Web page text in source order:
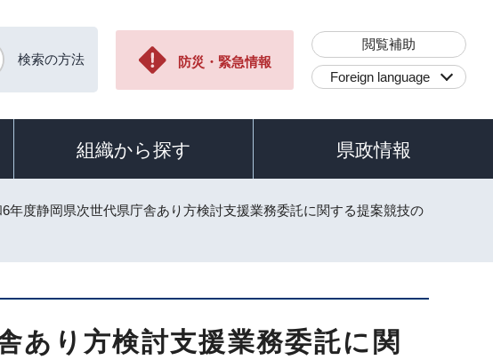
検索の方法 防災・緊急情報
閲覧補助
Foreign language
組織から探す 県政情報
年度静岡県次世代県庁舎あり方検討支援業務委託に関する提案競技の
あり方検討支援業務委託に関